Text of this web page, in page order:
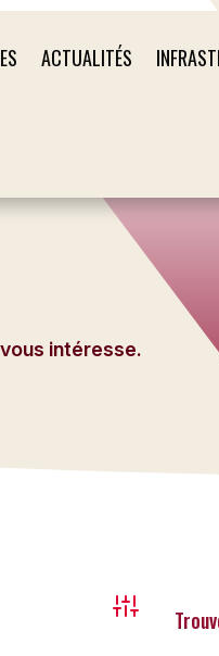
ACTUALITÉS
intéresse.
Advanced